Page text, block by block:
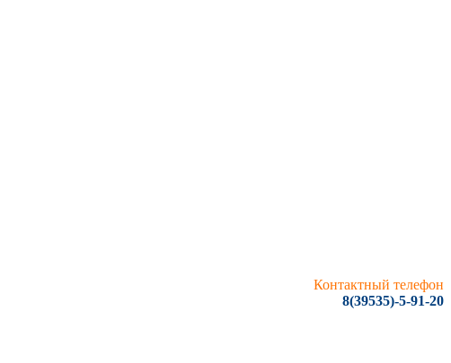
Контактный телефон
8(39535)-5-91-20